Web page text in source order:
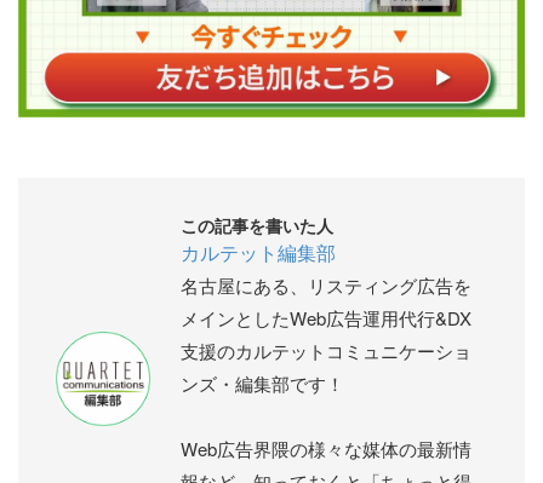
この記事を書いた人
カルテット編集部
名古屋にある、リスティング広告を
メインとしたWeb広告運用代行&DX
支援のカルテットコミュニケーショ
ンズ・編集部です！
Web広告界隈の様々な媒体の最新情